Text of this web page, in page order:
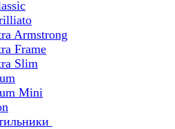
Armstrong
Frame
Slim
Mini